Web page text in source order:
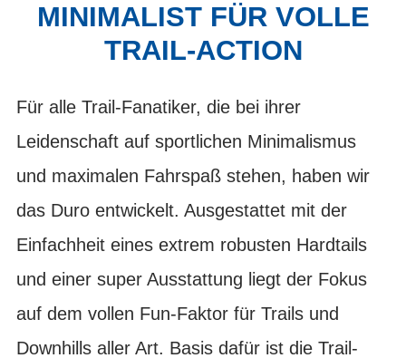
MINIMALIST FÜR VOLLE
TRAIL-ACTION
Für alle Trail-Fanatiker, die bei ihrer
Leidenschaft auf sportlichen Minimalismus
und maximalen Fahrspaß stehen, haben wir
das Duro entwickelt. Ausgestattet mit der
Einfachheit eines extrem robusten Hardtails
und einer super Ausstattung liegt der Fokus
auf dem vollen Fun-Faktor für Trails und
Downhills aller Art. Basis dafür ist die Trail-